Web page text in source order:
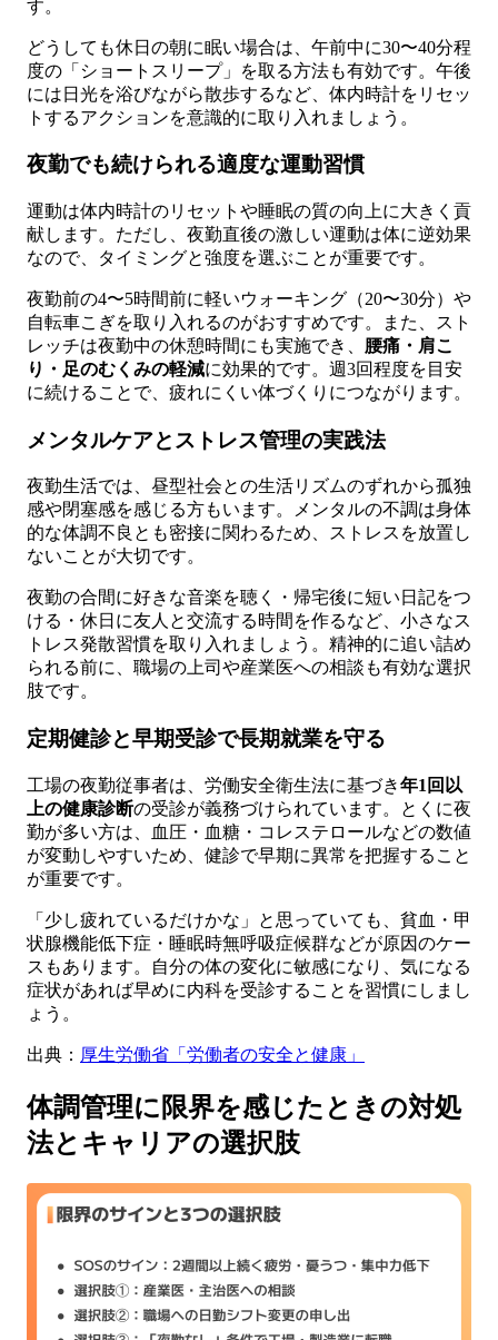
す。
どうしても休日の朝に眠い場合は、午前中に30〜40分程
度の「ショートスリープ」を取る方法も有効です。午後
には日光を浴びながら散歩するなど、体内時計をリセッ
トするアクションを意識的に取り入れましょう。
夜勤でも続けられる適度な運動習慣
運動は体内時計のリセットや睡眠の質の向上に大きく貢
献します。ただし、夜勤直後の激しい運動は体に逆効果
なので、タイミングと強度を選ぶことが重要です。
夜勤前の4〜5時間前に軽いウォーキング（20〜30分）や
自転車こぎを取り入れるのがおすすめです。また、スト
レッチは夜勤中の休憩時間にも実施でき、 腰痛・肩こ
り・足のむくみの軽減に効果的です。週3回程度を目安
に続けることで、疲れにくい体づくりにつながります。
メンタルケアとストレス管理の実践法
夜勤生活では、昼型社会との生活リズムのずれから孤独
感や閉塞感を感じる方もいます。メンタルの不調は身体
的な体調不良とも密接に関わるため、ストレスを放置し
ないことが大切です。
夜勤の合間に好きな音楽を聴く・帰宅後に短い日記をつ
ける・休日に友人と交流する時間を作るなど、小さなス
トレス発散習慣を取り入れましょう。精神的に追い詰め
られる前に、職場の上司や産業医への相談も有効な選択
肢です。
定期健診と早期受診で長期就業を守る
工場の夜勤従事者は、労働安全衛生法に基づき年1回以
上の健康診断の受診が義務づけられています。とくに夜
勤が多い方は、血圧・血糖・コレステロールなどの数値
が変動しやすいため、健診で早期に異常を把握すること
が重要です。
「少し疲れているだけかな」と思っていても、貧血・甲
状腺機能低下症・睡眠時無呼吸症候群などが原因のケー
スもあります。自分の体の変化に敏感になり、気になる
症状があれば早めに内科を受診することを習慣にしまし
ょう。
出典： 厚生労働省「労働者の安全と健康」
体調管理に限界を感じたときの対処
法とキャリアの選択肢